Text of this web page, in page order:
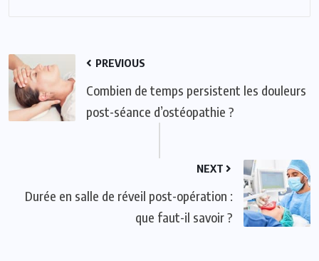
PREVIOUS
Combien de temps persistent les douleurs
post-séance d’ostéopathie ?
NEXT
Durée en salle de réveil post-opération :
que faut-il savoir ?